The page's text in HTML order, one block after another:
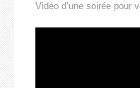
Vidéo d’une soirée pour